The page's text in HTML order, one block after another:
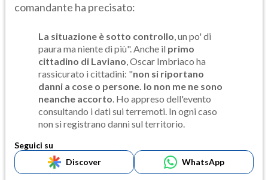
comandante ha precisato:
La situazione è sotto controllo, un po' di
paura ma niente di più". Anche il primo
cittadino di Laviano, Oscar Imbriaco ha
rassicurato i cittadini: "non si riportano
danni a cose o persone. Io non me ne sono
neanche accorto. Ho appreso dell'evento
consultando i dati sui terremoti. In ogni caso
non si registrano danni sul territorio.
Seguici su
Discover
WhatsApp